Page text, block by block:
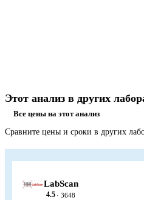
Этот анализ в других
Все цены на этот анализ
Сравните цены и сроки в других
LabScan
4.5 · 3648